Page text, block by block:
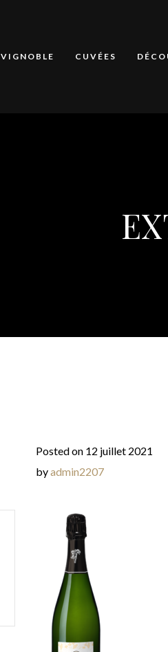
VIGNOBLE CUVÉES
Posted on 12 juillet 2021
byadmin2207